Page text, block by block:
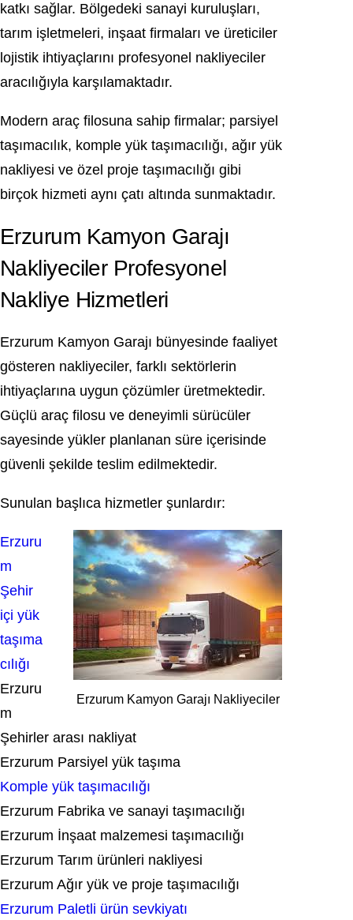
katkı sağlar. Bölgedeki sanayi kuruluşları,
tarım işletmeleri, inşaat firmaları ve üreticiler
lojistik ihtiyaçlarını profesyonel nakliyeciler
aracılığıyla karşılamaktadır.
Modern araç filosuna sahip firmalar; parsiyel
taşımacılık, komple yük taşımacılığı, ağır yük
nakliyesi ve özel proje taşımacılığı gibi
birçok hizmeti aynı çatı altında sunmaktadır.
Erzurum Kamyon Garajı
Nakliyeciler Profesyonel
Nakliye Hizmetleri
Erzurum Kamyon Garajı bünyesinde faaliyet
gösteren nakliyeciler, farklı sektörlerin
ihtiyaçlarına uygun çözümler üretmektedir.
Güçlü araç filosu ve deneyimli sürücüler
sayesinde yükler planlanan süre içerisinde
güvenli şekilde teslim edilmektedir.
Sunulan başlıca hizmetler şunlardır:
Erzurum Kamyon Garajı Nakliyeciler
Erzuru
m
Şehir
içi yük
taşıma
cılığı
Erzuru
m
Şehirler arası nakliyat
Erzurum Parsiyel yük taşıma
Komple yük taşımacılığı
Erzurum Fabrika ve sanayi taşımacılığı
Erzurum İnşaat malzemesi taşımacılığı
Erzurum Tarım ürünleri nakliyesi
Erzurum Ağır yük ve proje taşımacılığı
Erzurum Paletli ürün sevkiyatı